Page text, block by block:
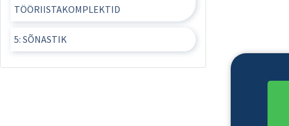
TÖÖRIISTAKOMPLEKTID
5: SÕNASTIK